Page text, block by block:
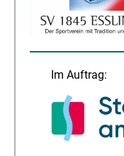
Im Auftrag: